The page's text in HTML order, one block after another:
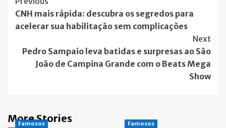
Navigation
CNH mais rápida: descubra os segredos para
acelerar sua habilitação sem complicações
Next
Pedro Sampaio leva batidas e surpresas ao São
João de Campina Grande com o Beats Mega
Show
More Stories
Famosos Famosos